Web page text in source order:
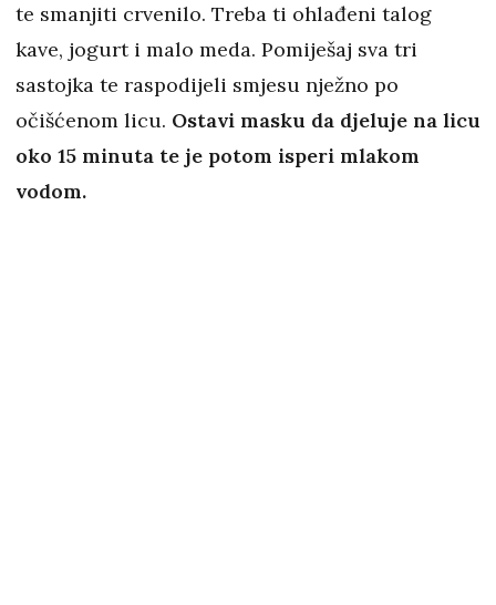
te smanjiti crvenilo. Treba ti ohlađeni talog
kave, jogurt i malo meda. Pomiješaj sva tri
sastojka te raspodijeli smjesu nježno po
očišćenom licu. Ostavi masku da djeluje na licu
oko 15 minuta te je potom isperi mlakom
vodom.